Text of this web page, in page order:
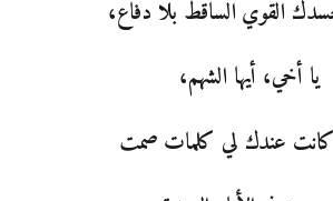
القوي الساقط بلا دفاع،
يا أخي، أيها الشهم،
عندك لي كلمات صمت